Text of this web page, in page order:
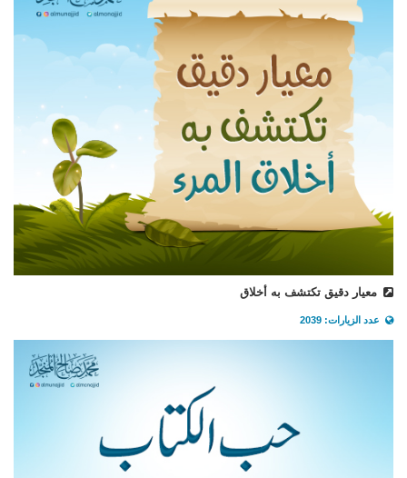
معيار دقيق تكتشف به أخلاق
عدد الزيارات: 2039